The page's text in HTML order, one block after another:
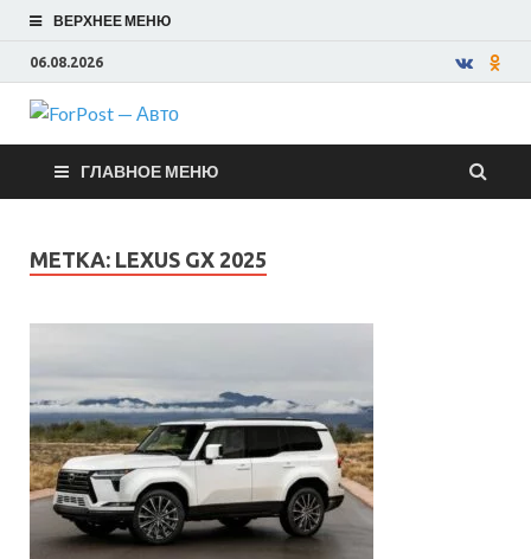
ВЕРХНЕЕ МЕНЮ
06.08.2026
ForPost —
Авто
ГЛАВНОЕ МЕНЮ
МЕТКА: LEXUS GX 2025